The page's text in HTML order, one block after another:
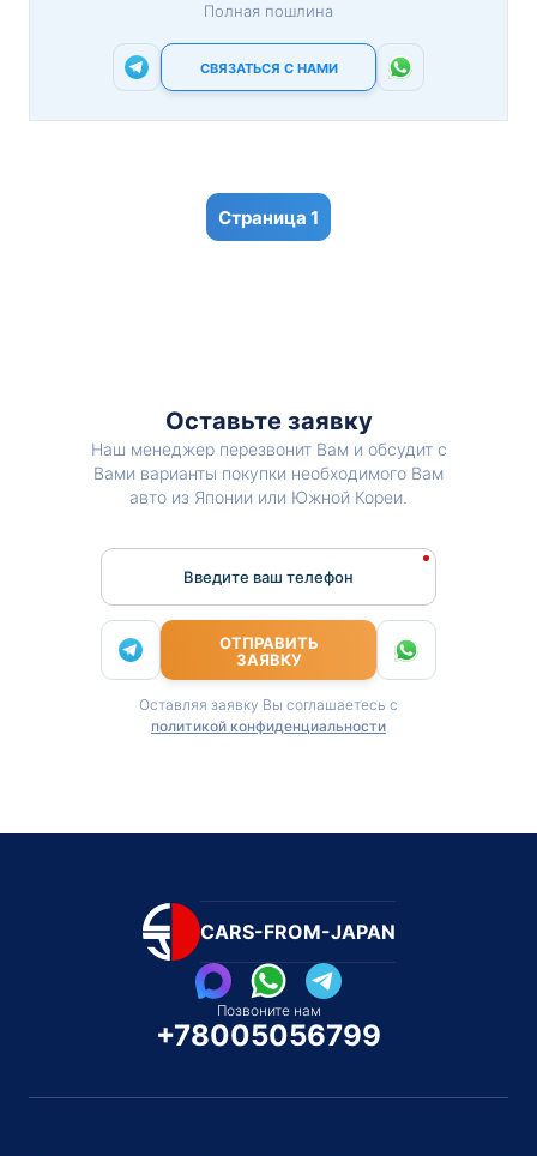
Полная пошлина
СВЯЗАТЬСЯ С НАМИ
1
Оставьте заявку
Наш менеджер перезвонит Вам и обсудит с
Вами варианты покупки необходимого Вам
авто из Японии или Южной Кореи.
Введите ваш телефон
ОТПРАВИТЬ
ЗАЯВКУ
Оставляя заявку Вы соглашаетесь с
политикой конфиденциальности
CARS-FROM-JAPAN
Позвоните нам
+78005056799